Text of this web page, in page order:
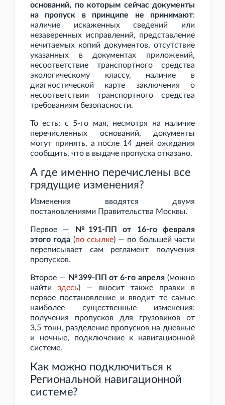
оснований, по которым сейчас документы
на пропуск в принципе не принимают:
наличие искаженных сведений или
незаверенных исправлений, представление
нечитаемых копий документов, отсутствие
указанных в документах приложений,
несоответствие транспортного средства
экологическому классу, наличие в
диагностической карте заключения о
несоответствии транспортного средства
требованиям безопасности.
То есть: с 5-го мая, несмотря на наличие
перечисленных оснований, документы
могут принять, а после 14 дней ожидания
сообщить, что в выдаче пропуска отказано.
А где именно перечислены все
грядущие изменения?
Изменения вводятся двумя
постановлениями Правительства Москвы.
Первое —
№191-ПП от 16-го февраля
этого года (по ссылке) — по большей части
переписывает сам регламент получения
пропусков.
Второе — №399-ПП от 6-го апреля (можно
найти здесь) — вносит также правки в
первое постановление и вводит те самые
наиболее существенные изменения:
получения пропусков для грузовиков от
3,5 тонн, разделение пропусков на дневные
и ночные, подключение к навигационной
системе.
Как можно подключиться к
Региональной навигационной
системе?